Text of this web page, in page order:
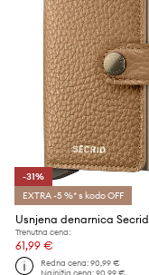
-31%
EXTRA -5 %* s kodo OFF
Usnjena denarnica Secrid
Trenutna cena:
61,99 €
Redna cena:90,99 €
Najnižja cena:90,99 €